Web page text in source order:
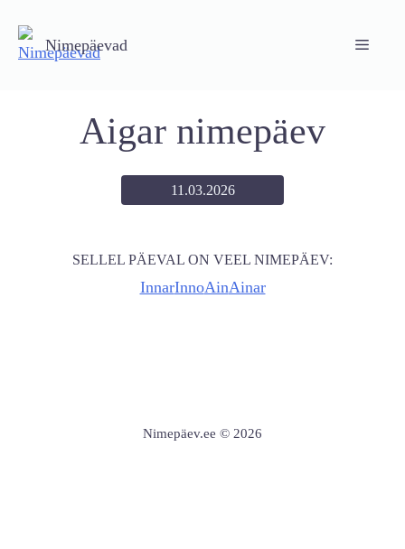
content
Nimepäevad Menu
Aigar nimepäev
11.03.2026
SELLEL PÄEVAL ON VEEL NIMEPÄEV:
InnarInnoAinAinar
Nimepäev.ee © 2026